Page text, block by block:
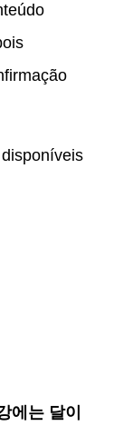
는 달이